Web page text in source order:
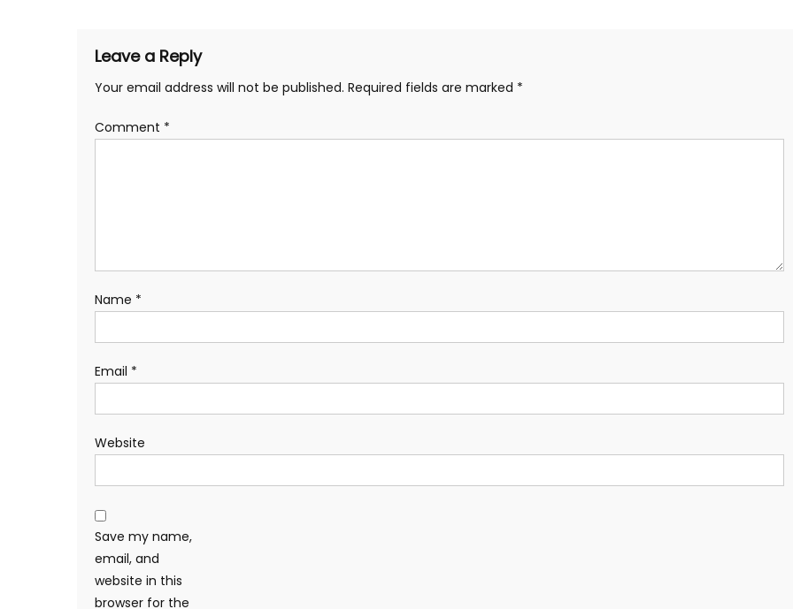
Leave a Reply
Your email address will not be published. Required fields are marked *
Comment *
Name *
Email *
Website
Save my name,
email, and
website in this
browser for the